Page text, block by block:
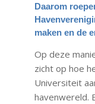
Daarom
maken en de
Op deze
zicht op hoe
Universiteit
havenwereld.